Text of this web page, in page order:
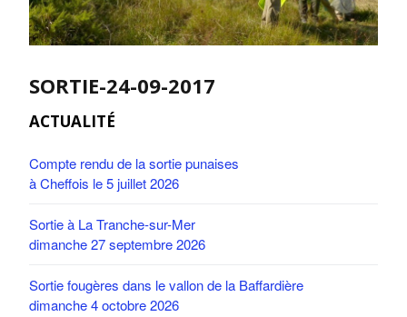
SORTIE-24-09-2017
ACTUALITÉ
Compte rendu de la sortie punaises
à Cheffois le 5 juillet 2026
Sortie à La Tranche-sur-Mer
dimanche 27 septembre 2026
Sortie fougères dans le vallon de la Baffardière
dimanche 4 octobre 2026